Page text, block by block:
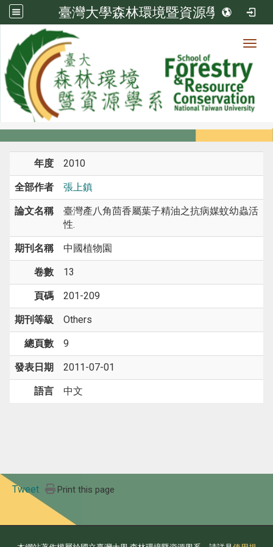
臺灣大學森林環境暨資源學系
系所成員
系所成員
年度 2010
全部作者 張上鎮
論文名稱
臺灣產八角茴香屬葉子精油之抗病媒蚊幼蟲活
性.
期刊名稱 中國植物園
卷數 13
頁碼 201-209
期刊等級 Others
總頁數 9
發表日期 2011-07-01
語言 中文
Tweet Print this page